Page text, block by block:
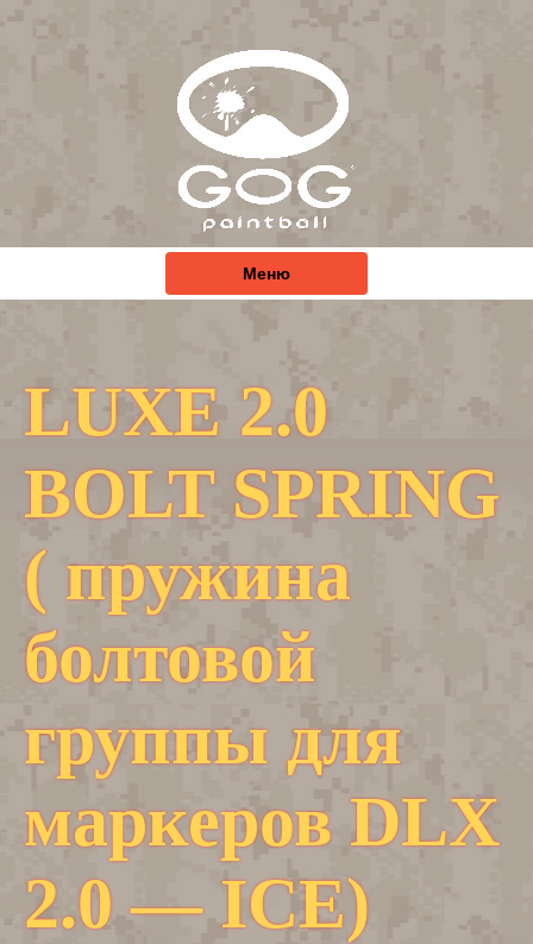
Меню
LUXE 2.0
BOLT SPRING
( пружина
болтовой
группы для
маркеров DLX
2.0 — ICE)